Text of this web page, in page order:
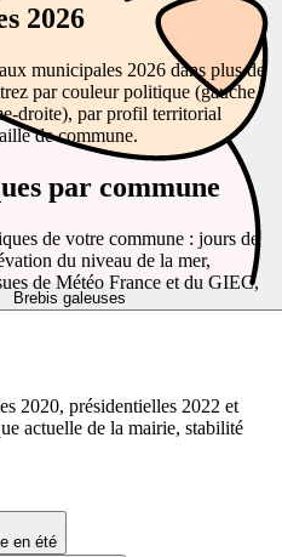
Brebis galeuses
en été
2026
municipales 2026 dans plus de
par couleur politique (gauche,
droite), par profil territorial
de commune.
par commune
de votre commune : jours de
du niveau de la mer,
de Météo France et du GIEC,
2020, présidentielles 2022 et
actuelle de la mairie, stabilité